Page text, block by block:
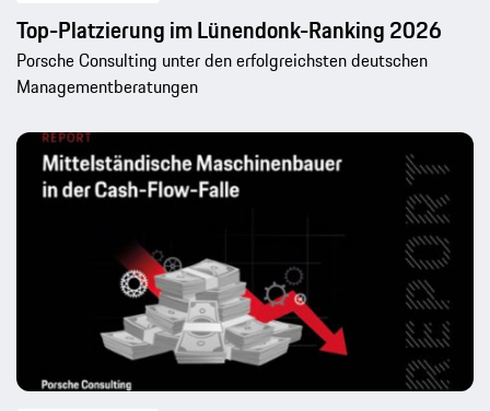
Top-Platzierung im Lünendonk-Ranking 2026
Porsche Consulting unter den erfolgreichsten deutschen
Managementberatungen